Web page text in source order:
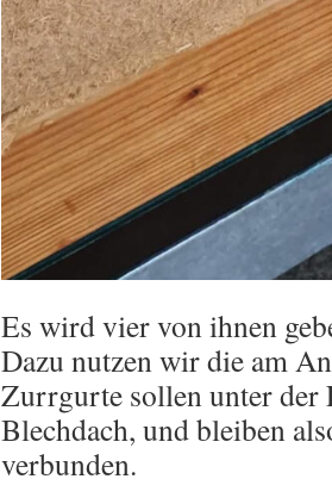
Es wird vier von ihnen
Dazu nutzen wir die am
Zurrgurte sollen unter der
Blechdach, und bleiben
verbunden.